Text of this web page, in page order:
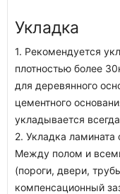
Укладка
1. Рекомендуется
плотностью более
для деревянного
цементного
укладывается
2. Укладка ламината
Между полом и
(пороги, двери,
компенсационный